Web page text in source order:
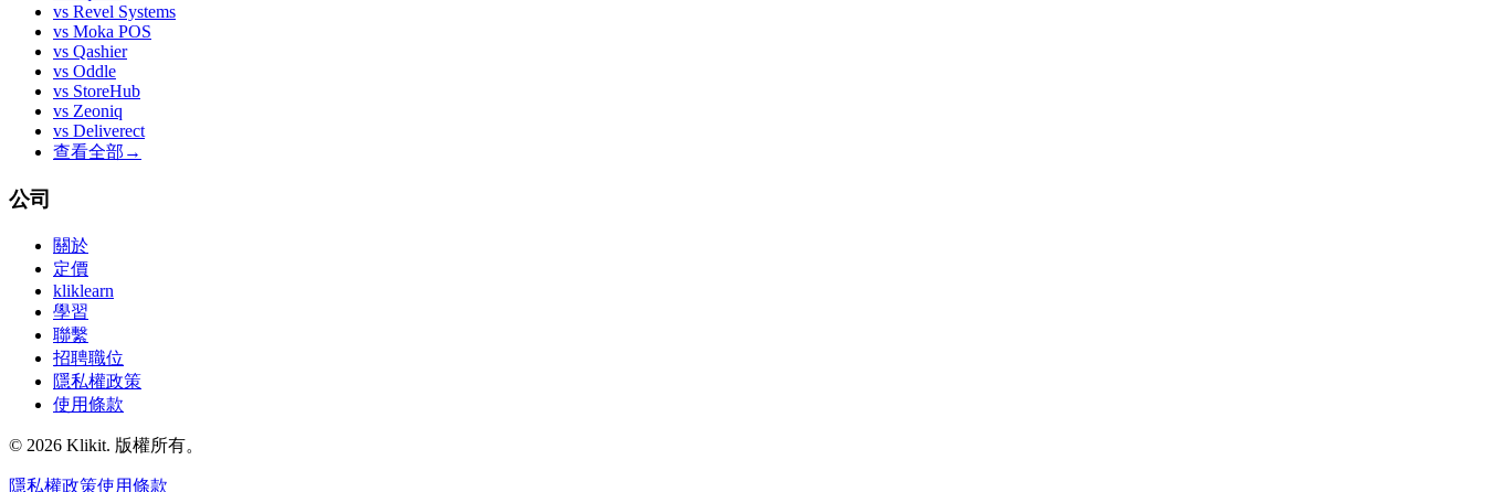
vs Revel Systems
vs Moka POS
vs Qashier
vs Oddle
vs StoreHub
vs Zeoniq
vs Deliverect
查看全部 →
公司
關於
定價
kliklearn
學習
聯繫
招聘職位
隱私權政策
使用條款
© 2026 Klikit. 版權所有。
隱私權政策使用條款